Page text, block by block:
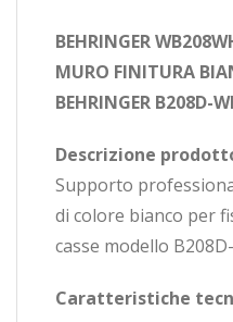
BEHRINGER
MURO FINITURA
BEHRINGER B208D-
Descrizione
Supporto
di colore bianco per
casse modello
Caratteristiche